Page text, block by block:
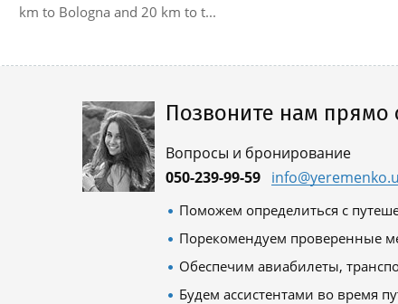
km to Bologna and 20 km to t...
Позвоните нам прямо
Вопросы и бронирование
050-239-99-59
Поможем определиться с
Порекомендуем проверенные
Обеспечим авиабилеты,
Будем ассистентами во время